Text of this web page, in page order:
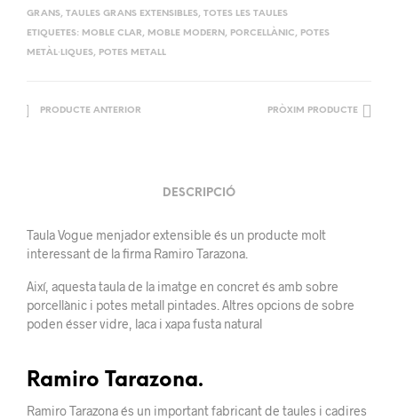
GRANS, TAULES GRANS EXTENSIBLES, TOTES LES TAULES
ETIQUETES: MOBLE CLAR, MOBLE MODERN , PORCELLÀNIC, POTES
METÀL·LIQUES, POTES METALL
PRODUCTE ANTERIOR PRÒXIM PRODUCTE
DESCRIPCIÓ
Taula Vogue menjador extensible és un producte molt
interessant de la firma Ramiro Tarazona.
Així, aquesta taula de la imatge en concret és amb sobre
porcellànic i potes metall pintades. Altres opcions de sobre
poden ésser vidre, laca i xapa fusta natural
Ramiro Tarazona.
Ramiro Tarazona és un important fabricant de taules i cadires